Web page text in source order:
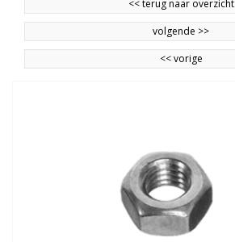
<<terug naar overzicht
volgende >>
<<vorige